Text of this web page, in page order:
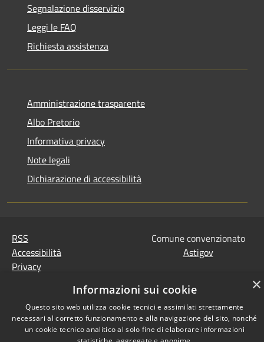
Segnalazione disservizio
Leggi le FAQ
Richiesta assistenza
Amministrazione trasparente
Albo Pretorio
Informativa privacy
Note legali
Dichiarazione di accessibilità
RSS
Accessibilità
Privacy
Comune convenzionato
Astigov
Adesioni
•Accesso redazione
×
Informazioni sui cookie
Questo sito web utilizza cookie tecnici e assimilati strettamente
necessari al corretto funzionamento e alla navigazione del sito, nonché
un cookie tecnico analitico al solo fine di elaborare informazioni